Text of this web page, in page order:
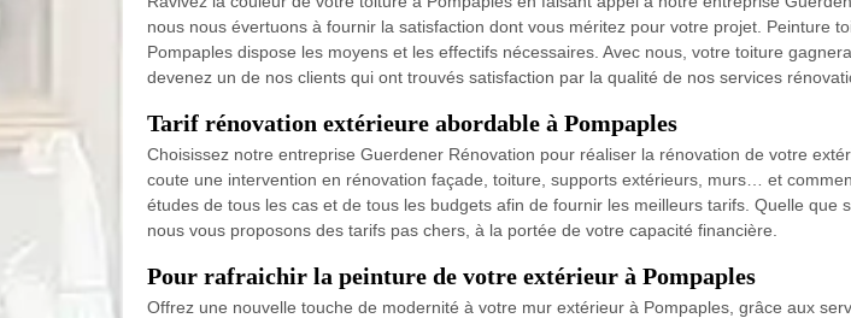
nous nous évertuons à fournir la satisfaction dont vous méritez pour votre projet. Peinture
Pompaples dispose les moyens et les effectifs nécessaires. Avec nous, votre toiture
devenez un de nos clients qui ont trouvés satisfaction par la qualité de nos services
Tarif rénovation extérieure abordable à Pompaples
Choisissez notre entreprise Guerdener Rénovation pour réaliser la rénovation de votre
coute une intervention en rénovation façade, toiture, supports extérieurs, murs… et
études de tous les cas et de tous les budgets afin de fournir les meilleurs tarifs. Quelle que
nous vous proposons des tarifs pas chers, à la portée de votre capacité financière.
Pour rafraichir la peinture de votre extérieur à Pompaples
Offrez une nouvelle touche de modernité à votre mur extérieur à Pompaples, grâce aux